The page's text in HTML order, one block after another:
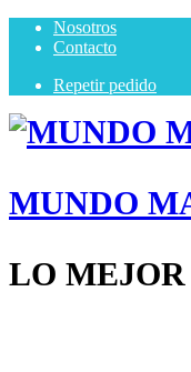
Nosotros
Contacto
Repetir pedido
MUNDO
LO